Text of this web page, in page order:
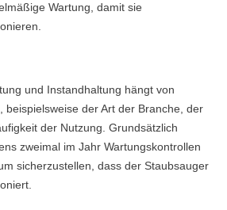
Wartung, damit sie
und Instandhaltung hängt von
beispielsweise der Art der Branche, der
der Nutzung. Grundsätzlich
zweimal im Jahr Wartungskontrollen
sicherzustellen, dass der Staubsauger